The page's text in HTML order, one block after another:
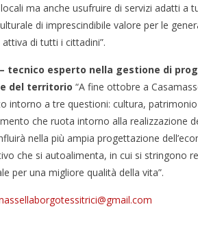
ma anche usufruire di servizi adatti a
di imprescindibile valore per le
di tutti i cittadini”.
tecnico esperto nella gestione di
del territorio “A fine ottobre a
intorno a tre questioni: cultura,
che ruota intorno alla realizzazione
nella più ampia progettazione
che si autoalimenta, in cui si stringono
per una migliore qualità della vita”.